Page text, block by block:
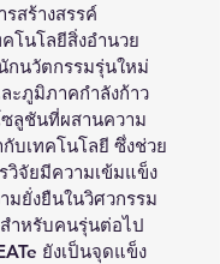
รสร้างสรรค์
โนโลยีสิ่งอำนวย
กนวัตกรรมรุ่นใหม่
ะภูมิภาคกำลังก้าว
ลูชันที่ผสานความ
กับเทคโนโลยี ซึ่งช่วย
วิจัยมีความเข้มแข็ง
มยั่งยืนในวิศวกรรม
ำหรับคนรุ่นต่อไป
ยังเป็นจุดแข็ง